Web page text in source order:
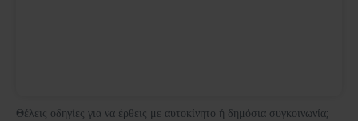
Θέλεις οδηγίες για να έρθεις με αυτοκίνητο ή δημόσια συγκοινωνία;